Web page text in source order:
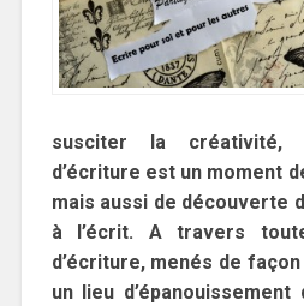
susciter la créativité,
d’écriture est un moment
mais aussi de découverte
à l’écrit. A travers
d’écriture, menés de
un lieu